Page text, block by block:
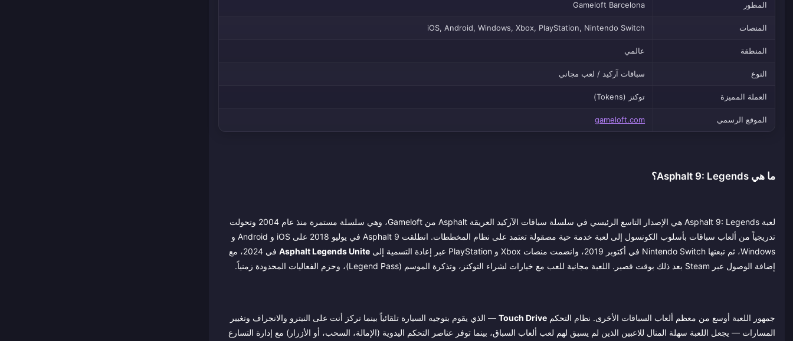
المطور Gameloft Barcelona
المنصات iOS, Android, Windows, Xbox, PlayStation, Nintendo Switch
المنطقة عالمي
النوع سباقات آركيد / لعب مجاني
العملة المميزة توكنز (Tokens)
الموقع الرسمي gameloft.com
ما هي Asphalt 9: Legends؟
لعبة Asphalt 9: Legends هي الإصدار التاسع الرئيسي في سلسلة سباقات الآركيد العريقة Asphalt من Gameloft، وهي سلسلة مستمرة منذ عام 2004 وتحولت
تدريجياً من ألعاب سباقات بأسلوب الكونسول إلى لعبة خدمة حية مصقولة تعتمد على نظام المخططات. انطلقت Asphalt 9 في يوليو 2018 على iOS و Android و
Windows، ثم تبعتها Nintendo Switch في أكتوبر 2019، وانضمت منصات Xbox و PlayStation عبر إعادة التسمية إلى
Asphalt Legends Unite
في 2024، مع
إضافة الوصول عبر Steam بعد ذلك بوقت قصير. اللعبة مجانية للعب مع خيارات لشراء التوكنز، وتذكرة الموسم (Legend Pass)، وحزم الفعاليات المحدودة زمنياً.
جمهور اللعبة أوسع من معظم ألعاب السباقات الأخرى. نظام التحكم Touch Drive — الذي يقوم بتوجيه السيارة تلقائياً بينما تركز أنت على النيترو والانجراف وتغيير
المسارات — يجعل اللعبة سهلة المنال للاعبين الذين لم يسبق لهم لعب ألعاب السباق، بينما توفر عناصر التحكم اليدوية (الإمالة، السحب، أو الأزرار) مع إدارة التسارع